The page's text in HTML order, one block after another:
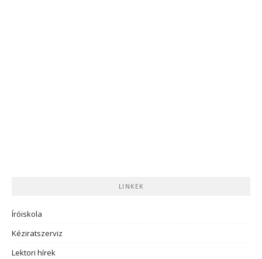
LINKEK
Íróiskola
Kéziratszerviz
Lektori hírek